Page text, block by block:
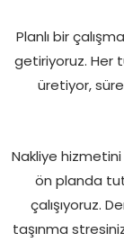
Planlı bir
getiriyoruz. Her
üretiyor,
Nakliye
ön planda
çalışıyoruz.
taşınma